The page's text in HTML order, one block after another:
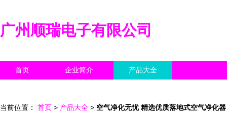
广州顺瑞电子有限公司
首页 企业简介 产品大全
当前位置： 首页 > 产品大全 > 空气净化无忧 精选优质落地式空气净化器